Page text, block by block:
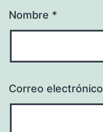
Nombre *
Correo electrónico